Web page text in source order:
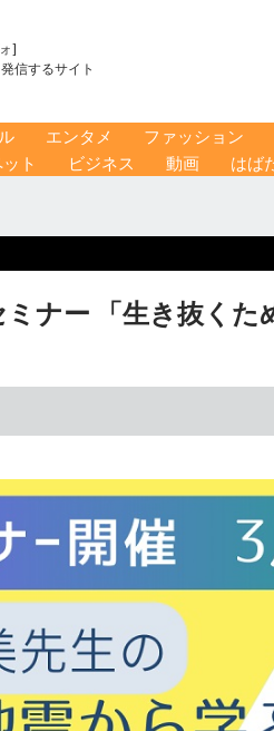
]
信するサイト
エンタメ ファッション
ト ビジネス 動画 はば
ナー 「生き抜くた